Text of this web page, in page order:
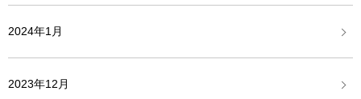
2024年1月
2023年12月